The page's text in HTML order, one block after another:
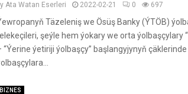
Ata Watan Eserleri 2022-02-21 0 697
Täzeleniş we Ösüş Banky (ÝTÖB)
şeýle hem ýokary we orta ýolbaşçylary
“Ýerine ýetiriji ýolbaşçy” başlangyjynyň
BIZNES